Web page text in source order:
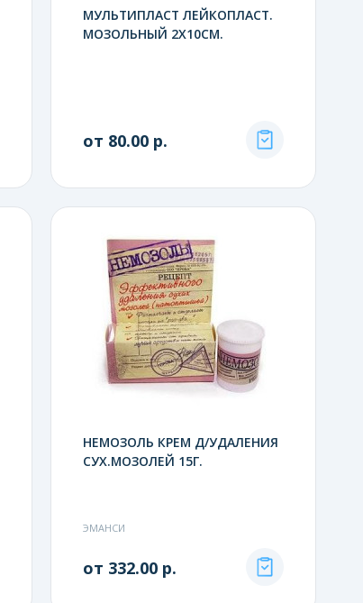
МУЛЬТИПЛАСТ ЛЕЙКОПЛАСТ.
МОЗОЛЬНЫЙ 2X10СМ.
от 80.00 р.
НЕМОЗОЛЬ КРЕМ Д/УДАЛЕНИЯ
СУХ.МОЗОЛЕЙ 15Г.
ЭМАНСИ
от 332.00 р.